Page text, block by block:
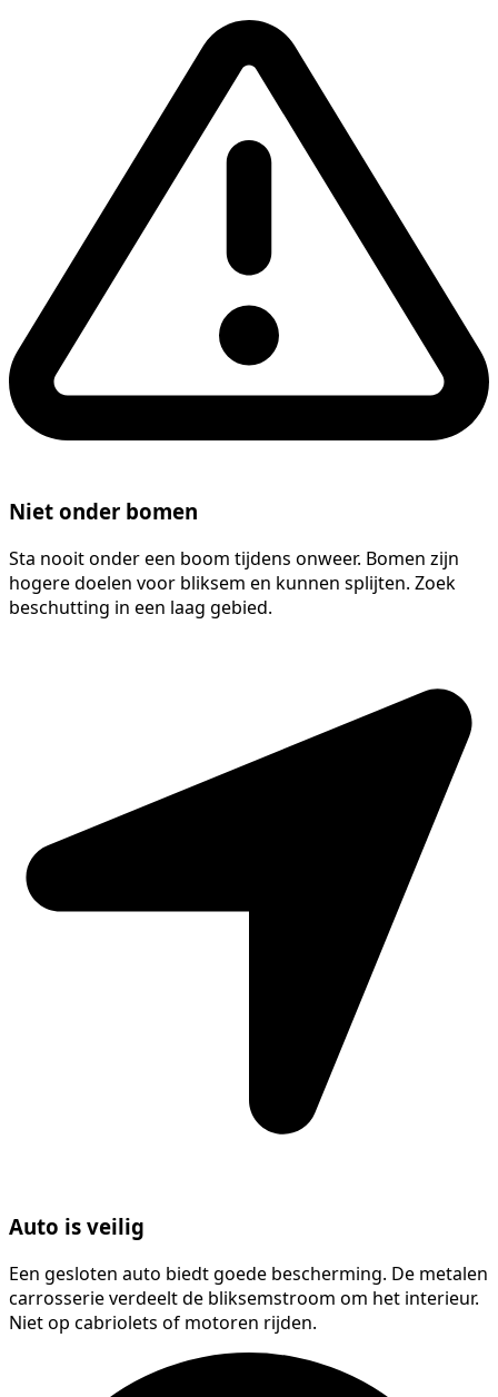
Niet onder bomen
Sta nooit onder een boom tijdens onweer. Bomen zijn
hogere doelen voor bliksem en kunnen splijten. Zoek
beschutting in een laag gebied.
Auto is veilig
Een gesloten auto biedt goede bescherming. De metalen
carrosserie verdeelt de bliksemstroom om het interieur.
Niet op cabriolets of motoren rijden.